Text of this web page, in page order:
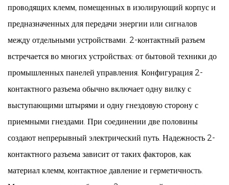
проводящих клемм, помещенных в изолирующий корпус и
предназначенных для передачи энергии или сигналов
между отдельными устройствами. 2-контактный разъем
встречается во многих устройствах: от бытовой техники до
промышленных панелей управления. Конфигурация 2-
контактного разъема обычно включает одну вилку с
выступающими штырями и одну гнездовую сторону с
приемными гнездами. При соединении две половины
создают непрерывный электрический путь. Надежность 2-
контактного разъема зависит от таких факторов, как
материал клемм, контактное давление и герметичность.